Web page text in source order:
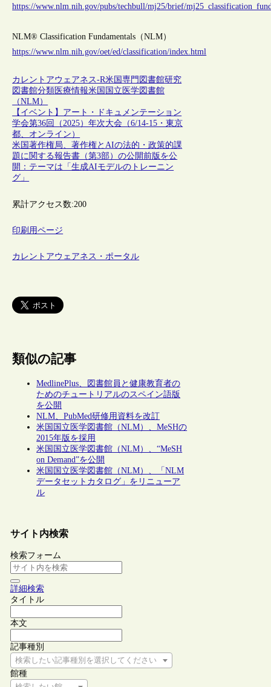
https://www.nlm.nih.gov/pubs/techbull/mj25/brief/
NLM® Classification Fundamentals（NLM）
https://www.nlm.nih.gov/oet/ed/classification/index.html
カレントアウェアネス-R米国専門図書館研究
図書館分類 医療情報米国国立医学図書館
（NLM）
【イベント】アート・ドキュメンテーション
学会第36回（2025）年次大会（6/14-15・東京
都、オンライン）
米国著作権局、著作権とAIの法的・政策的課
題に関する報告書（第3部）の公開前版を公
開：テーマは「生成AIモデルのトレーニン
グ」
累計アクセス数:200
印刷用ページ
カレントアウェアネス・ポータル
類似の記事
MedlinePlus、図書館員と健康教育者の
ためのチュートリアルのスペイン語版
を公開
NLM、PubMed研修用資料を改訂
米国国立医学図書館（NLM）、MeSHの
2015年版を採用
米国国立医学図書館（NLM）、“MeSH
on Demand”を公開
米国国立医学図書館（NLM）、「NLM
データセットカタログ」をリニューア
ル
サイト内検索
検索フォーム
詳細検索
タイトル
本文
記事種別
検索したい記事種別を選択してください
館種